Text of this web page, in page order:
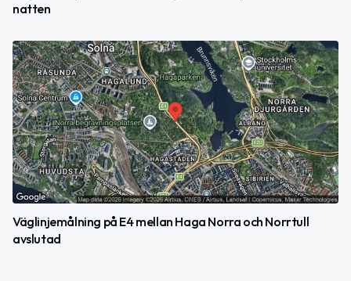
natten
Väglinjemålning på E4 mellan Haga Norra och Norrtull
avslutad